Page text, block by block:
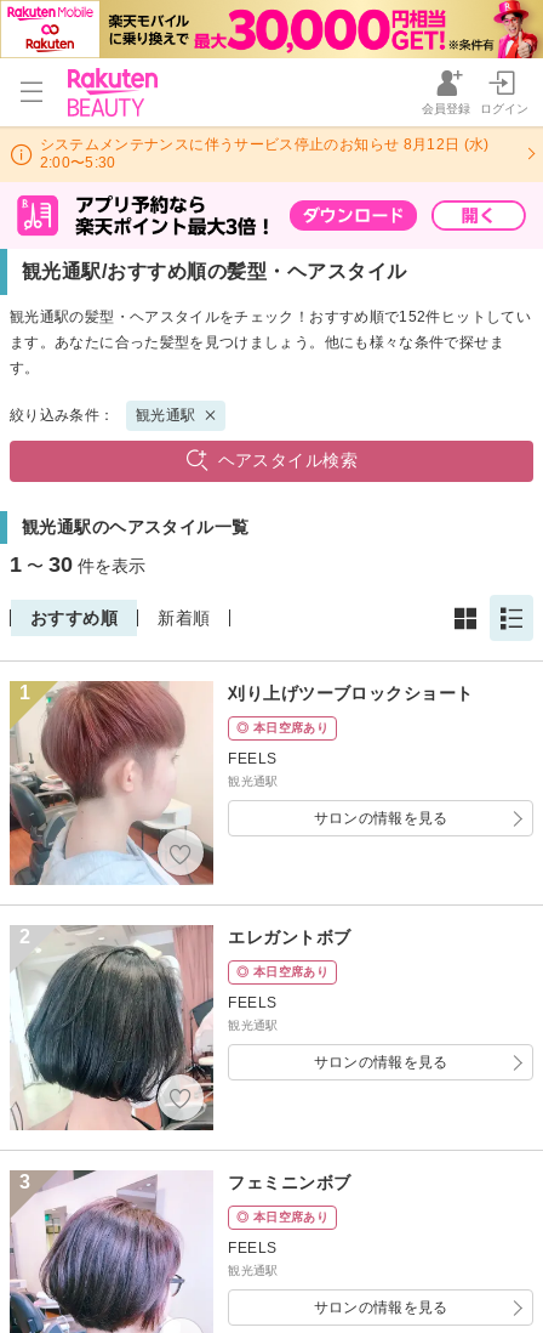
会員登録 ログイン
システムメンテナンスに伴うサービス停止のお知らせ 8月12日 (水)
2:00〜5:30
観光通駅/おすすめ順の髪型・ヘアスタイル
観光通駅の髪型・ヘアスタイルをチェック！おすすめ順で152件ヒットしてい
ます。あなたに合った髪型を見つけましょう。他にも様々な条件で探せま
す。
絞り込み条件： 観光通駅
ヘアスタイル検索
観光通駅のヘアスタイル一覧
1 〜 30 件を表示
おすすめ順 新着順
1 刈り上げツーブロックショート
◎ 本日空席あり
FEELS
観光通駅
サロンの情報を見る
2 エレガントボブ
◎ 本日空席あり
FEELS
観光通駅
サロンの情報を見る
3 フェミニンボブ
◎ 本日空席あり
FEELS
観光通駅
サロンの情報を見る